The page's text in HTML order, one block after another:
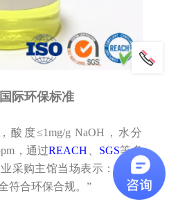
际环保标准
度≤1mg/g NaOH，水分
，通过REACH 、 SGS等多
采购主馆当场表示：“有了
符合环保合规。”